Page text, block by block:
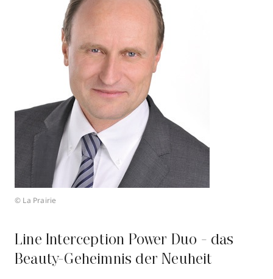
© La Prairie
Line Interception Power Duo - das
Beauty-Geheimnis der Neuheit